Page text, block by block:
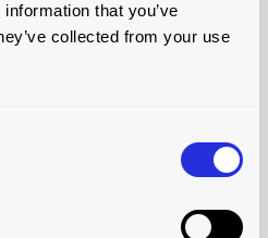
that you’ve
collected from your use
en service dans plus de
et du papier et de